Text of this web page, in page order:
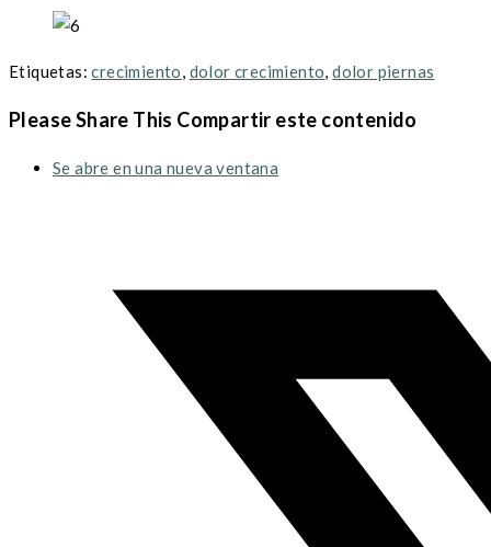
Etiquetas:crecimiento, dolor crecimiento, dolor piernas
Please Share This Compartir este contenido
Se abre en una nueva ventana